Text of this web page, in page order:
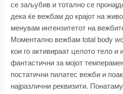
се заљубив и тотално се
дека ќе вежбам до крајот на
менувам интензитетот на
Моментално вежбам total body
кои го активираат целото тело и
фантастични за мојот
постатични пилатес вежби и
најразлични реквизити.